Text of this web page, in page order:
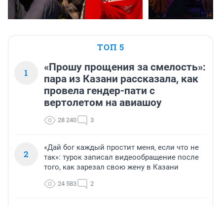
ТОП 5
1
«Прошу прощения за смелость»:
пара из Казани рассказала, как
провела гендер-пати с
вертолетом на авиашоу
28 240 3
2
«Дай бог каждый простит меня, если что не
так»: турок записал видеообращение после
того, как зарезал свою жену в Казани
24 583 2